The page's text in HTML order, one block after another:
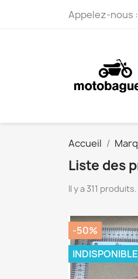
Appelez-nous :
Accueil
Liste des
Il y a 311 produits.
-50%
INDISPONIBLE